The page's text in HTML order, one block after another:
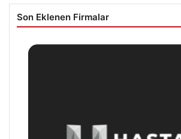
Son Eklenen Firmalar